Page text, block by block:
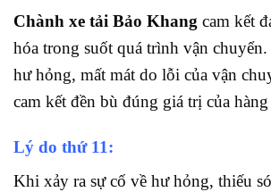
Chành xe tải Bảo Khang cam kết
hóa trong suốt quá trình vận
hư hỏng, mất mát do lỗi của vận
cam kết đền bù đúng giá trị của hàng
Lý do thứ 11:
Khi xảy ra sự cố về hư hỏng, thiếu